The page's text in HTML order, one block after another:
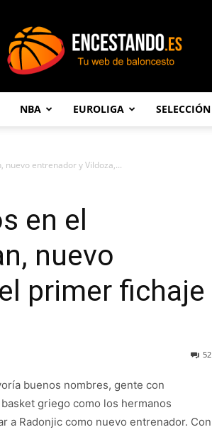
NBA EUROLIGA SELECCIÓN
nuevo entrenador y Vildoza,...
en el
nuevo
primer fichaje
52
buenos nombres, gente con
griego como los hermanos
a Radonjic como nuevo entrenador. Con